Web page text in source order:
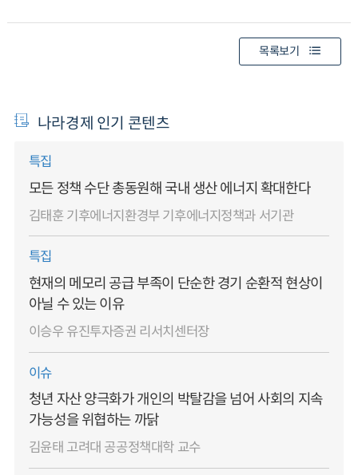
목록보기
나라경제 인기 콘텐츠
특집
모든 정책 수단 총동원해 국내 생산 에너지 확대한다
김태훈 기후에너지환경부 기후에너지정책과 서기관
특집
현재의 메모리 공급 부족이 단순한 경기 순환적 현상이
아닐 수 있는 이유
이승우 유진투자증권 리서치센터장
이슈
청년 자산 양극화가 개인의 박탈감을 넘어 사회의 지속
가능성을 위협하는 까닭
김윤태 고려대 공공정책대학 교수